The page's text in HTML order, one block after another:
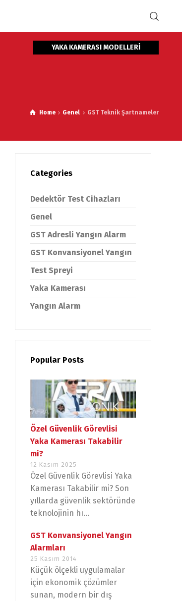
YAKA KAMERASI MODELLERİ
Home Genel GST Teknik Şartnameler
Categories
Dedektör Test Cihazları
Genel
GST Adresli Yangın Alarm
GST Konvansiyonel Yangın
Test Spreyi
Yaka Kamerası
Yangın Alarm
Popular Posts
Özel Güvenlik Görevlisi
Yaka Kamerası Takabilir
mi?
12 Kasım 2025
Özel Güvenlik Görevlisi Yaka
Kamerası Takabilir mi? Son
yıllarda güvenlik sektöründe
teknolojinin hı...
GST Konvansiyonel Yangın
Alarmları
25 Kasım 2014
Küçük ölçekli uygulamalar
için ekonomik çözümler
sunan, modern bir dış